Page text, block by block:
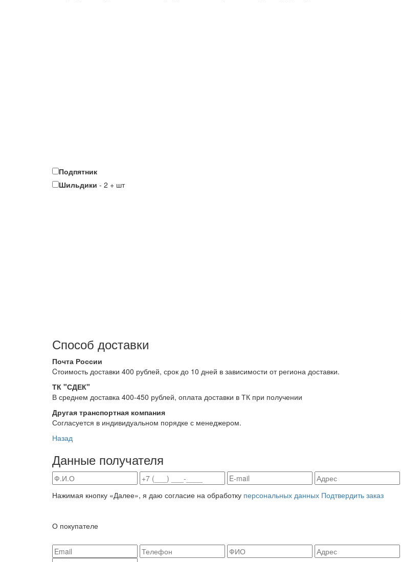
Подпятник
Шильдики - 2 + шт
Способ доставки
Почта России
Cтоимость доставки 400 рублей, срок до 10 дней в зависимости от региона доставки.
ТК "СДЕК"
В среднем доставка 400-450 рублей, оплата доставки в ТК при получении
Другая транспортная компания
Согласуется в индивидуальном порядке с менеджером.
Назад
Данные получателя
Нажимая кнопку «Далее», я даю согласие на обработку персональных данных Подтвердить заказ
О покупателе